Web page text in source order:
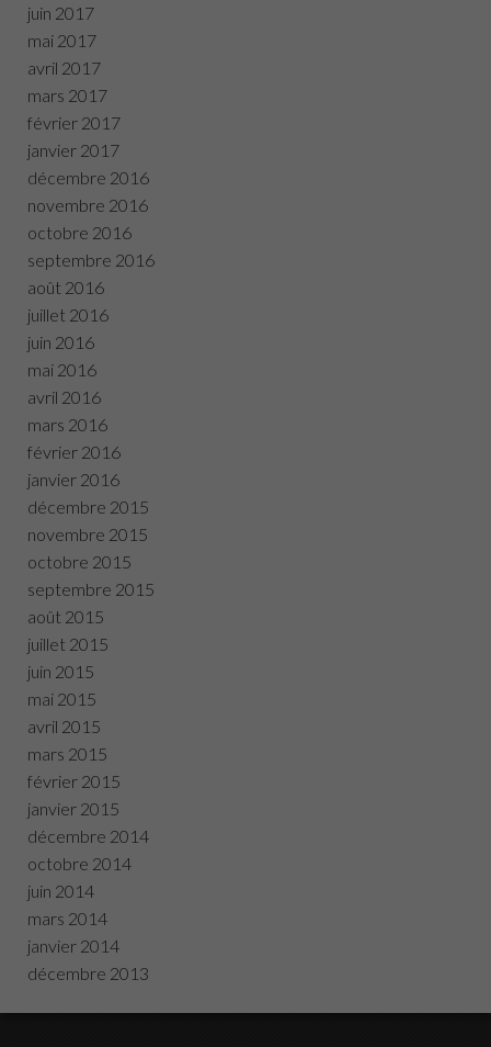
juin 2017
mai 2017
avril 2017
mars 2017
février 2017
janvier 2017
décembre 2016
novembre 2016
octobre 2016
septembre 2016
août 2016
juillet 2016
juin 2016
mai 2016
avril 2016
mars 2016
février 2016
janvier 2016
décembre 2015
novembre 2015
octobre 2015
septembre 2015
août 2015
juillet 2015
juin 2015
mai 2015
avril 2015
mars 2015
février 2015
janvier 2015
décembre 2014
octobre 2014
juin 2014
mars 2014
janvier 2014
décembre 2013